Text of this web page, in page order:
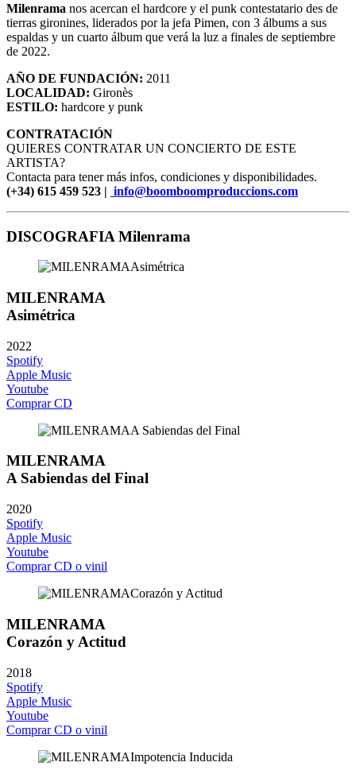
Milenrama nos acercan el hardcore y el punk contestatario des de
tierras gironines, liderados por la jefa Pimen, con 3 álbums a sus
espaldas y un cuarto álbum que verá la luz a finales de septiembre
de 2022.
AÑO DE FUNDACIÓN: 2011
LOCALIDAD: Gironès
ESTILO: hardcore y punk
CONTRATACIÓN
QUIERES CONTRATAR UN CONCIERTO DE ESTE
ARTISTA?
Contacta para tener más infos, condiciones y disponibilidades.
(+34) 615 459 523 | info@boomboomproduccions.com
DISCOGRAFIA Milenrama
MILENRAMA
Asimétrica
2022
Spotify
Apple Music
Youtube
Comprar CD
MILENRAMA
A Sabiendas del Final
2020
Spotify
Apple Music
Youtube
Comprar CD o vinil
MILENRAMA
Corazón y Actitud
2018
Spotify
Apple Music
Youtube
Comprar CD o vinil